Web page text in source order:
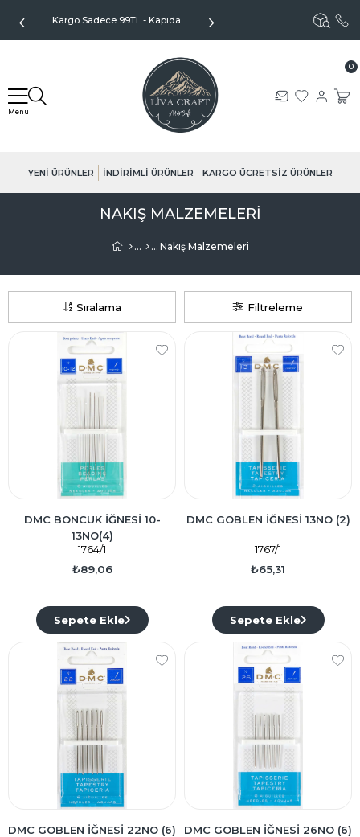
Kargo Sadece 99TL - Kapıda Aynı Gün Kargo - Özenli
0
YENİ ÜRÜNLER İNDİRİMLİ ÜRÜNLER KARGO ÜCRETSİZ ÜRÜNLER
NAKIŞ MALZEMELERI
Nakış Malzemeleri
Filtreleme
Sıralama
DMC BONCUK İĞNESİ 10-
13NO(4)
1764/1
₺89,06
Sepete Ekle
DMC GOBLEN İĞNESİ 13NO (2)
1767/1
₺65,31
Sepete Ekle
DMC GOBLEN İĞNESİ 22NO (6) DMC GOBLEN İĞNESİ 26NO (6)